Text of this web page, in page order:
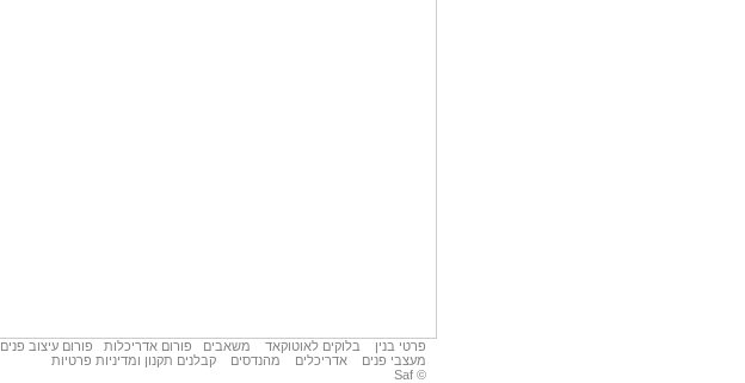
פרטי בנין בלוקים לאוטוקאד משאבים פורום אדריכלות פורום עיצוב פנים
מעצבי פנים
אדריכלים מהנדסים קבלנים תקנון ומדיניות פרטיות
© Saf